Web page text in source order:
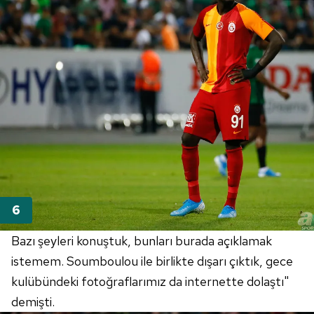
Çerezlere ilişkin tercihlerinizi aşağıda yer alan panel
vasıtasıyla belirleyebilirsiniz. Çerezlere ilişkin detaylı bilgi
için Ayarlar butonuna tıklayabilir,Çerez Bilgilendirme
Metnimizi ziyaret edebilirsiniz.
6698 sayılı Kişisel Verilerin Korunması Kanunu uyarınca
hazırlanmış Aydınlatma Metnimizi okumak ve sitemizde
ilgili mevzuata uygun olarak kullanılan çerezlerle ilgili bilgi
almak için lütfentıklayınız .
Bazı şeyleri konuştuk, bunları burada açıklamak
istemem. Soumboulou ile birlikte dışarı çıktık, gece
kulübündeki fotoğraflarımız da internette dolaştı"
demişti.